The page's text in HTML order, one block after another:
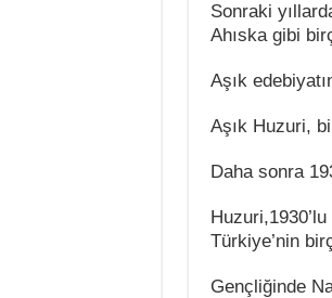
Sonraki
Ahıska gibi
Aşık
Aşık Huzuri,
Daha sonra
Türkiye’nin
Gençliğinde